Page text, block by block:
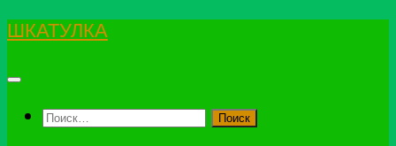
Перейти
содержимому
ШКАТУЛКА
Найти: